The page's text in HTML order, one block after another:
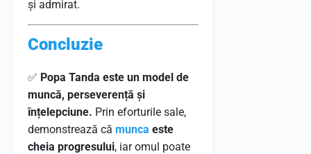
și admirat.
Concluzie
✅ Popa Tanda este un model de
muncă, perseverență și
înțelepciune. Prin eforturile sale,
demonstrează că munca este
cheia progresului, iar omul poate